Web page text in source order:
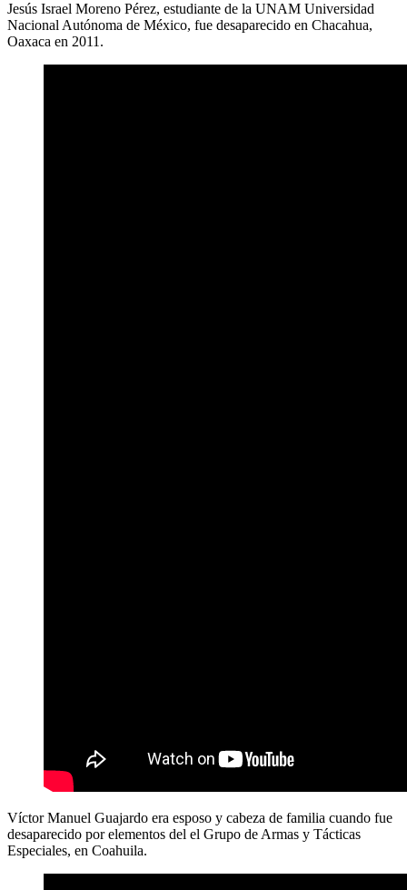
Jesús Israel Moreno Pérez, estudiante de la UNAM Universidad
Nacional Autónoma de México, fue desaparecido en Chacahua,
Oaxaca en 2011.
Víctor Manuel Guajardo era esposo y cabeza de familia cuando fue
desaparecido por elementos del el Grupo de Armas y Tácticas
Especiales, en Coahuila.